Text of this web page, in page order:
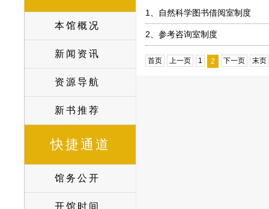
本馆概况
新闻资讯
资源导航
新书推荐
快捷通道
馆务公开
开馆时间
1、 自然科学图书借阅室制度
2、 参考咨询室制度
首页 上一页 1 2 下一页 末页